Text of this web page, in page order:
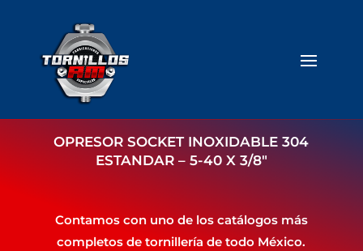
OPRESOR SOCKET INOXIDABLE 304
ESTANDAR – 5-40 X 3/8″
Contamos con uno de los catálogos más
completos de tornillería de todo México.